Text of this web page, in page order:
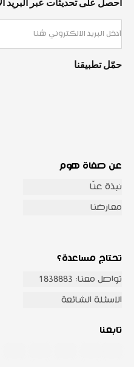
حمّل تطبيقنا
عن صفاة هوم
نبذة عنّا
معارضنا
تحتاج مساعدة؟
تواصل معنا: 1838883
الاسئلة الشائعة
تابعنا